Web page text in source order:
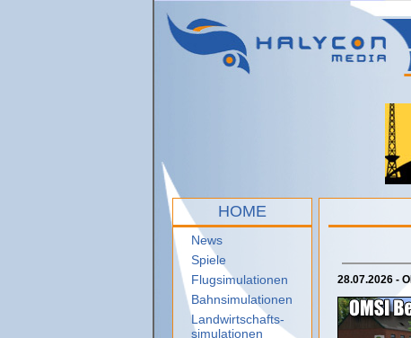
HOME
News
Spiele
Flugsimulationen
Bahnsimulationen
Landwirtschafts-
simulationen
28.07.2026 -